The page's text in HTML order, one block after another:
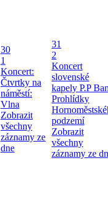
30
1
Koncert:
Čtvrtky na
náměstí:
Vlna
Zobrazit
všechny
záznamy ze
dne
31
2
Koncert
slovenské
kapely P.P
Prohlídky
podzemí
Zobrazit
všechny
záznamy ze